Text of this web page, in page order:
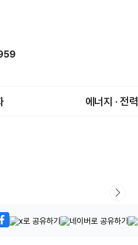
에너지 · 전력